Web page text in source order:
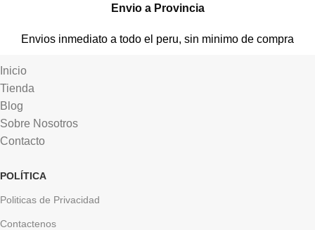
Envio a Provincia
Envios inmediato a todo el peru, sin minimo de compra
Inicio
Tienda
Blog
Sobre Nosotros
Contacto
POLÍTICA
Politicas de Privacidad
Contactenos